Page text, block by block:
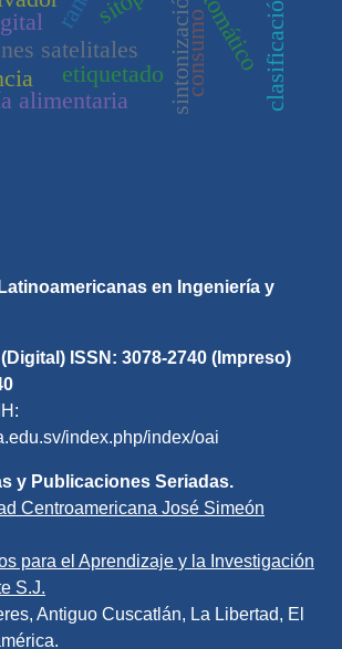
satelitales sintonización
etiquetado consumo
alimentaria
en Ingeniería y
ISSN: 3078-2740 (Impreso)
index.php/index/oai
y Publicaciones Seriadas.
Centroamericana José Simeón
para el Aprendizaje y la Investigación
S.J.
Antiguo Cuscatlán, La Libertad, El